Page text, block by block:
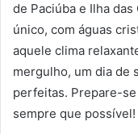
de Paciúba e Ilha
único, com águas
aquele clima
mergulho, um dia de
perfeitas. Prepare-
sempre que possível!